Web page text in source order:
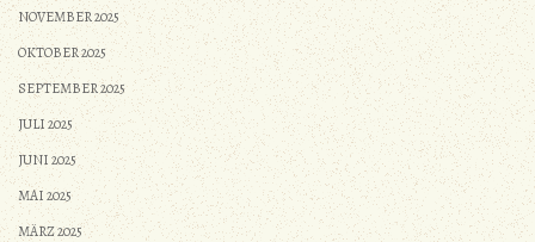
NOVEMBER 2025
OKTOBER 2025
SEPTEMBER 2025
JULI 2025
JUNI 2025
MAI 2025
MÄRZ 2025